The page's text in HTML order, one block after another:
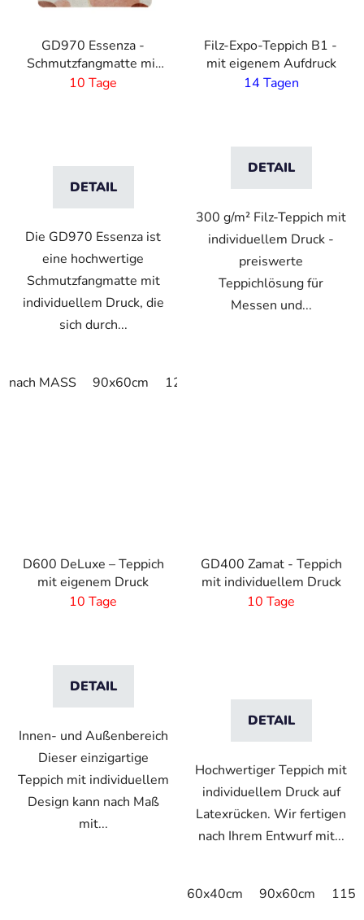
GD970 Essenza -
Schmutzfangmatte mit
individuel bedruckbar
10 Tage
DETAIL
Die GD970 Essenza ist
eine hochwertige
Schmutzfangmatte mit
individuellem Druck, die
sich durch...
nach MASS 90x60cm 120x90cm
Filz-Expo-Teppich B1 -
mit eigenem Aufdruck
14 Tagen
DETAIL
300 g/m² Filz-Teppich mit
individuellem Druck -
preiswerte
Teppichlösung für
Messen und...
D600 DeLuxe – Teppich
mit eigenem Druck
10 Tage
DETAIL
Innen- und Außenbereich
Dieser einzigartige
Teppich mit individuellem
Design kann nach Maß
mit...
GD400 Zamat - Teppich
mit individuellem Druck
10 Tage
DETAIL
Hochwertiger Teppich mit
individuellem Druck auf
Latexrücken. Wir fertigen
nach Ihrem Entwurf mit...
60x40cm 90x60cm